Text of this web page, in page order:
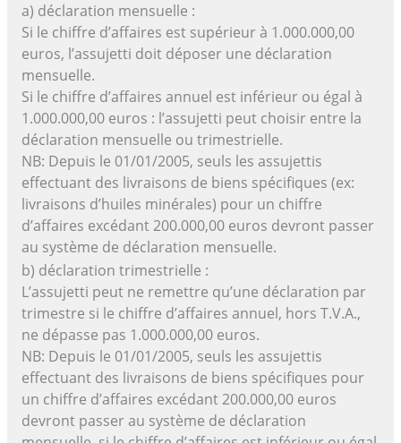
a) déclaration mensuelle :
Si le chiffre d’affaires est supérieur à 1.000.000,00
euros, l’assujetti doit déposer une déclaration
mensuelle.
Si le chiffre d’affaires annuel est inférieur ou égal à
1.000.000,00 euros : l’assujetti peut choisir entre la
déclaration mensuelle ou trimestrielle.
NB: Depuis le 01/01/2005, seuls les assujettis
effectuant des livraisons de biens spécifiques (ex:
livraisons d’huiles minérales) pour un chiffre
d’affaires excédant 200.000,00 euros devront passer
au système de déclaration mensuelle.
b) déclaration trimestrielle :
L’assujetti peut ne remettre qu’une déclaration par
trimestre si le chiffre d’affaires annuel, hors T.V.A.,
ne dépasse pas 1.000.000,00 euros.
NB: Depuis le 01/01/2005, seuls les assujettis
effectuant des livraisons de biens spécifiques pour
un chiffre d’affaires excédant 200.000,00 euros
devront passer au système de déclaration